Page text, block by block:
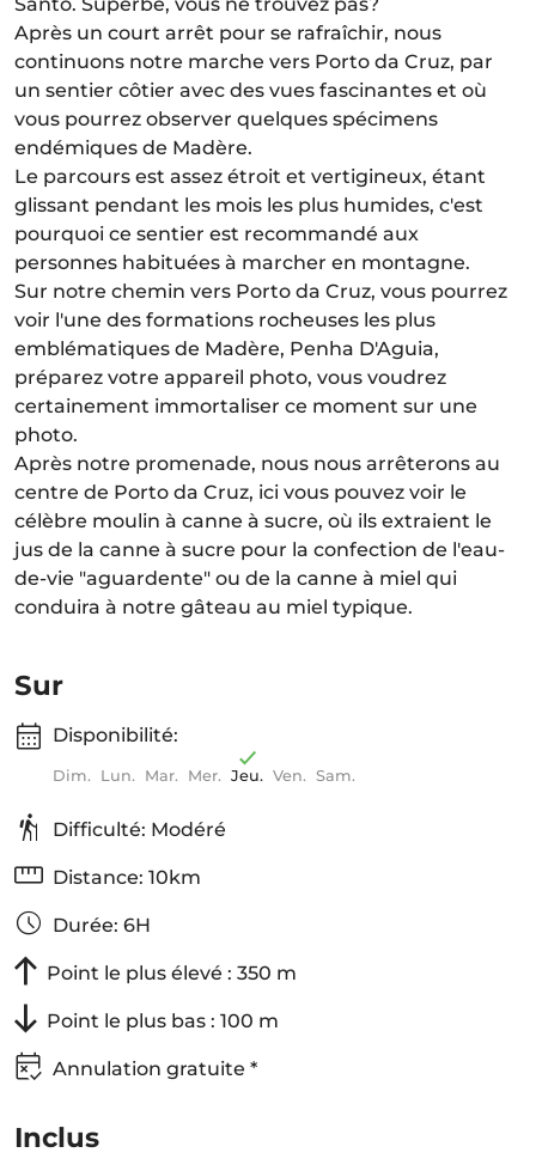
Après un court arrêt pour se rafraîchir, nous
continuons notre marche vers Porto da Cruz, par
un sentier côtier avec des vues fascinantes et où
vous pourrez observer quelques spécimens
endémiques de Madère.
Le parcours est assez étroit et vertigineux, étant
glissant pendant les mois les plus humides, c'est
pourquoi ce sentier est recommandé aux
personnes habituées à marcher en montagne.
Sur notre chemin vers Porto da Cruz, vous pourrez
voir l'une des formations rocheuses les plus
emblématiques de Madère, Penha D'Aguia,
préparez votre appareil photo, vous voudrez
certainement immortaliser ce moment sur une
photo.
Après notre promenade, nous nous arrêterons au
centre de Porto da Cruz, ici vous pouvez voir le
célèbre moulin à canne à sucre, où ils extraient le
jus de la canne à sucre pour la confection de l'eau-
de-vie "aguardente" ou de la canne à miel qui
conduira à notre gâteau au miel typique.
Sur
Disponibilité:
Dim. Lun. Mar. Mer. Jeu. Ven. Sam.
Difficulté: Modéré
Distance: 10km
Durée: 6H
Point le plus élevé : 350 m
Point le plus bas : 100 m
Annulation gratuite *
Inclus